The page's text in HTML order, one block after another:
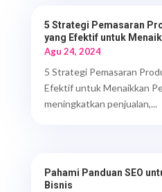
5 Strategi Pemasaran
yang Efektif untuk
Agu 24, 2024
5 Strategi Pemasaran
Efektif untuk Menaikkan
meningkatkan penjualan,...
Pahami Panduan SEO
Bisnis